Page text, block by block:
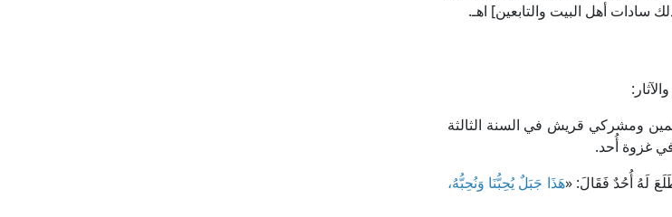
سادات أهل البيت والتابعين] اهـ.
ومشركي قريش في السنة الثالثة
غزوة أُحد.
لَهُ أُحُدٌ فَقَالَ: «هَذَا جَبَلٌ يُحِبُّنَا وَنُحِبُّهُ،